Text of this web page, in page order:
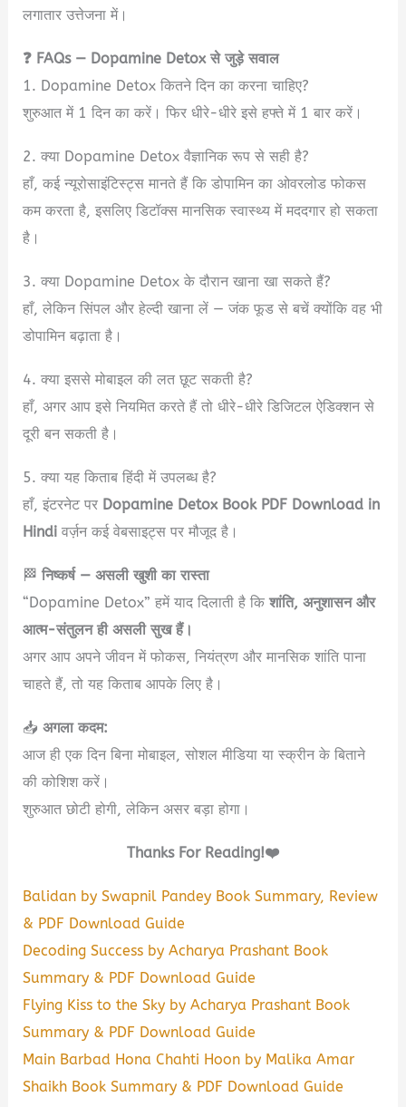
लगातार उत्तेजना में।
❓ FAQs — Dopamine Detox से जुड़े सवाल
1. Dopamine Detox कितने दिन का करना चाहिए?
शुरुआत में 1 दिन का करें। फिर धीरे-धीरे इसे हफ्ते में 1 बार करें।
2. क्या Dopamine Detox वैज्ञानिक रूप से सही है?
हाँ, कई न्यूरोसाइंटिस्ट्स मानते हैं कि डोपामिन का ओवरलोड फोकस
कम करता है, इसलिए डिटॉक्स मानसिक स्वास्थ्य में मददगार हो सकता
है।
3. क्या Dopamine Detox के दौरान खाना खा सकते हैं?
हाँ, लेकिन सिंपल और हेल्दी खाना लें — जंक फूड से बचें क्योंकि वह भी
डोपामिन बढ़ाता है।
4. क्या इससे मोबाइल की लत छूट सकती है?
हाँ, अगर आप इसे नियमित करते हैं तो धीरे-धीरे डिजिटल ऐडिक्शन से
दूरी बन सकती है।
5. क्या यह किताब हिंदी में उपलब्ध है?
हाँ, इंटरनेट पर Dopamine Detox Book PDF Download in
Hindi वर्ज़न कई वेबसाइट्स पर मौजूद है।
🏁 निष्कर्ष — असली खुशी का रास्ता
“Dopamine Detox” हमें याद दिलाती है किशांति, अनुशासन और
आत्म-संतुलन ही असली सुख हैं।
अगर आप अपने जीवन में फोकस, नियंत्रण और मानसिक शांति पाना
चाहते हैं, तो यह किताब आपके लिए है।
📥अगला कदम:
आज ही एक दिन बिना मोबाइल, सोशल मीडिया या स्क्रीन के बिताने
की कोशिश करें।
शुरुआत छोटी होगी, लेकिन असर बड़ा होगा।
Thanks For Reading!❤️
Balidan by Swapnil Pandey Book Summary, Review
& PDF Download Guide
Decoding Success by Acharya Prashant Book
Summary & PDF Download Guide
Flying Kiss to the Sky by Acharya Prashant Book
Summary & PDF Download Guide
Main Barbad Hona Chahti Hoon by Malika Amar
Shaikh Book Summary & PDF Download Guide